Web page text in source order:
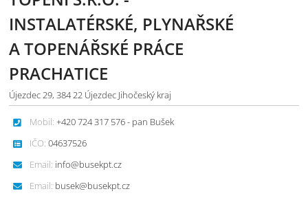
INSTALATÉRSKÉ, PLYNAŘSKÉ
A TOPENÁŘSKÉ PRÁCE
PRACHATICE
Újezdec 29, 384 22 Újezdec Jihočeský kraj
Mobil: +420 724 317 576 - pan Bušek
IČO: 04637526
Email: info@busekpt.cz
Email: busek@busekpt.cz